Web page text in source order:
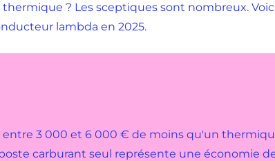
? Les sceptiques sont nombreux.
lambda en 2025.
entre 3 000 et 6 000 € de moins qu'un
carburant seul représente une économie